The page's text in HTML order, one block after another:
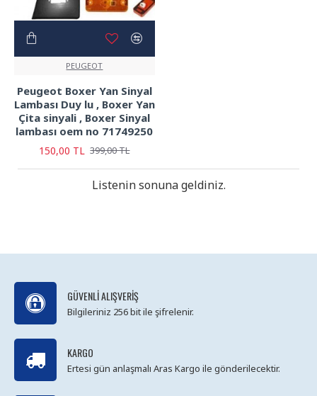
PEUGEOT
Peugeot Boxer Yan Sinyal
Lambası Duy lu , Boxer Yan
Çita sinyali , Boxer Sinyal
lambası oem no 71749250
150,00 TL 399,00 TL
Listenin sonuna geldiniz.
GÜVENLI ALIŞVERIŞ
Bilgileriniz 256 bit ile şifrelenir.
KARGO
Ertesi gün anlaşmalı Aras Kargo ile gönderilecektir.